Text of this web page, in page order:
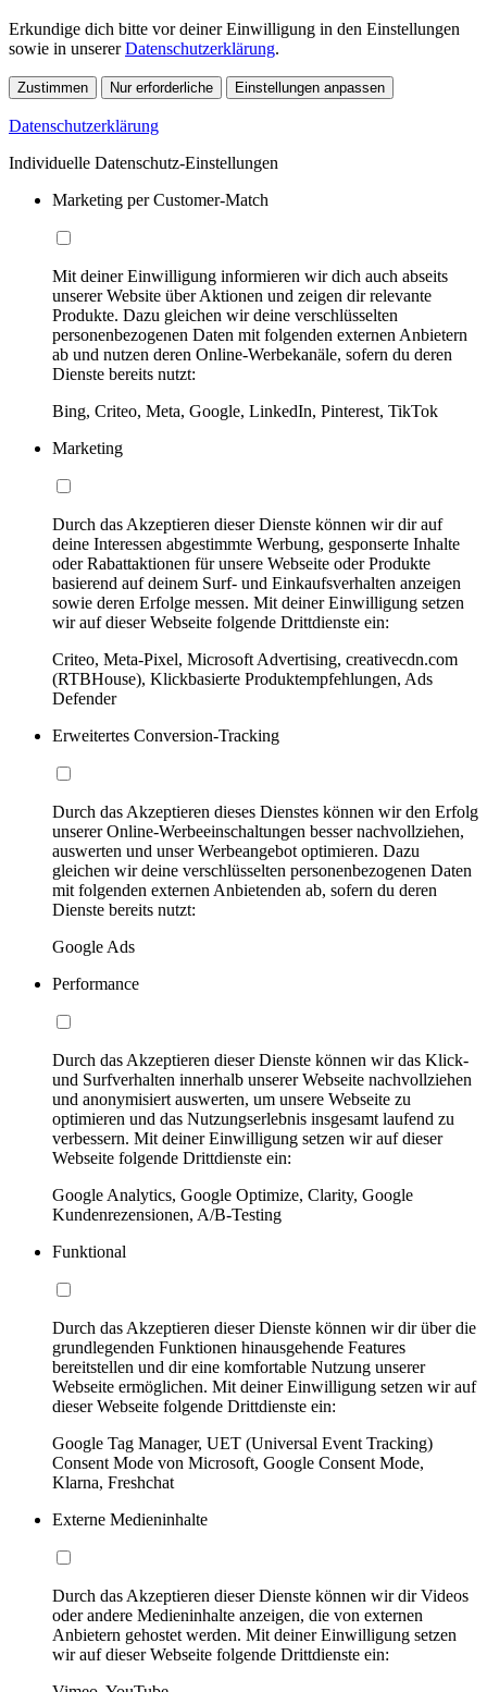
Erkundige dich bitte vor deiner Einwilligung in den Einstellungen
sowie in unsererDatenschutzerklärung.
Zustimmen Nur erforderliche Einstellungen anpassen
Datenschutzerklärung
Individuelle Datenschutz-Einstellungen
Marketing per Customer-Match
Mit deiner Einwilligung informieren wir dich auch abseits
unserer Website über Aktionen und zeigen dir relevante
Produkte. Dazu gleichen wir deine verschlüsselten
personenbezogenen Daten mit folgenden externen Anbietern
ab und nutzen deren Online-Werbekanäle, sofern du deren
Dienste bereits nutzt:
Bing, Criteo, Meta, Google, LinkedIn, Pinterest, TikTok
Marketing
Durch das Akzeptieren dieser Dienste können wir dir auf
deine Interessen abgestimmte Werbung, gesponserte Inhalte
oder Rabattaktionen für unsere Webseite oder Produkte
basierend auf deinem Surf- und Einkaufsverhalten anzeigen
sowie deren Erfolge messen. Mit deiner Einwilligung setzen
wir auf dieser Webseite folgende Drittdienste ein:
Criteo, Meta-Pixel, Microsoft Advertising, creativecdn.com
(RTBHouse), Klickbasierte Produktempfehlungen, Ads
Defender
Erweitertes Conversion-Tracking
Durch das Akzeptieren dieses Dienstes können wir den Erfolg
unserer Online-Werbeeinschaltungen besser nachvollziehen,
auswerten und unser Werbeangebot optimieren. Dazu
gleichen wir deine verschlüsselten personenbezogenen Daten
mit folgenden externen Anbietenden ab, sofern du deren
Dienste bereits nutzt:
Google Ads
Performance
Durch das Akzeptieren dieser Dienste können wir das Klick-
und Surfverhalten innerhalb unserer Webseite nachvollziehen
und anonymisiert auswerten, um unsere Webseite zu
optimieren und das Nutzungserlebnis insgesamt laufend zu
verbessern. Mit deiner Einwilligung setzen wir auf dieser
Webseite folgende Drittdienste ein:
Google Analytics, Google Optimize, Clarity, Google
Kundenrezensionen, A/B-Testing
Funktional
Durch das Akzeptieren dieser Dienste können wir dir über die
grundlegenden Funktionen hinausgehende Features
bereitstellen und dir eine komfortable Nutzung unserer
Webseite ermöglichen. Mit deiner Einwilligung setzen wir auf
dieser Webseite folgende Drittdienste ein:
Google Tag Manager, UET (Universal Event Tracking)
Consent Mode von Microsoft, Google Consent Mode,
Klarna, Freshchat
Externe Medieninhalte
Durch das Akzeptieren dieser Dienste können wir dir Videos
oder andere Medieninhalte anzeigen, die von externen
Anbietern gehostet werden. Mit deiner Einwilligung setzen
wir auf dieser Webseite folgende Drittdienste ein: